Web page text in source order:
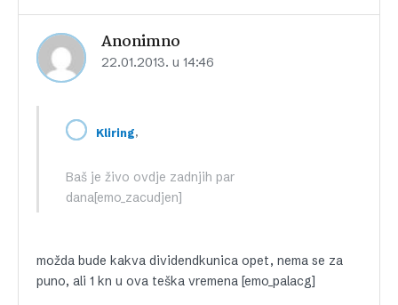
Anonimno
22.01.2013. u 14:46
Kliring,
Baš je živo ovdje zadnjih par
dana[emo_zacudjen]
možda bude kakva dividendkunica opet, nema se za
puno, ali 1 kn u ova teška vremena [emo_palacg]